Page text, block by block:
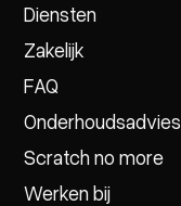
Diensten
Zakelijk
FAQ
Onderhoudsadvies
Scratch no more
Werken bij